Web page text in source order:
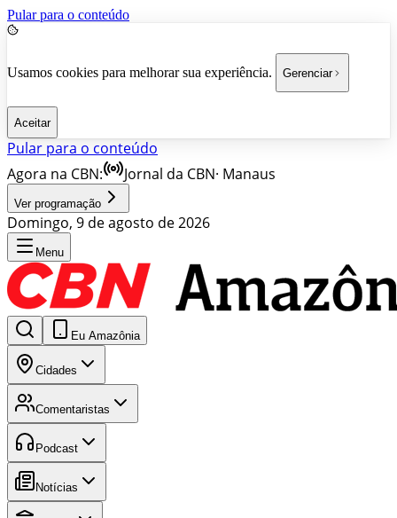
Pular para o conteúdo
Usamos cookies para melhorar sua experiência. Gerenciar
Aceitar
Pular para o conteúdo
Agora na CBN:
Jornal da CBN· Manaus
Ver programação
Domingo, 9 de agosto de 2026
Menu
Eu Amazônia
Cidades
Comentaristas
Podcast
Notícias